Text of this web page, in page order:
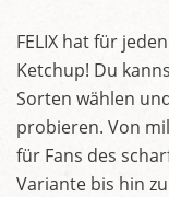
FELIX hat für
Ketchup! Du
Sorten wählen
probieren. Von
für Fans des
Variante bis hin